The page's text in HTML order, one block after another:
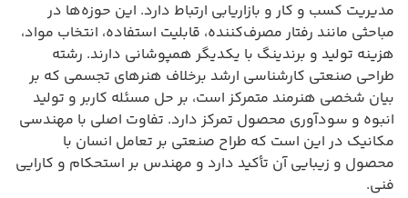
مدیریت کسب و کار و بازاریابی ارتباط دارد. این حوزه‌ها در
مباحثی مانند رفتار مصرف‌کننده، قابلیت استفاده، انتخاب مواد،
هزینه تولید و برندینگ با یکدیگر همپوشانی دارند. رشته
طراحی صنعتی کارشناسی ارشد برخلاف هنرهای تجسمی که بر
بیان شخصی هنرمند متمرکز است، بر حل مسئله کاربر و تولید
انبوه و سودآوری محصول تمرکز دارد. تفاوت اصلی با مهندسی
مکانیک در این است که طراح صنعتی بر تعامل انسان با
محصول و زیبایی آن تأکید دارد و مهندس بر استحکام و کارایی
فنی.